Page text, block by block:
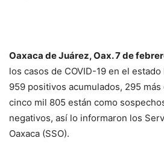
Oaxaca de Juárez, Oax. 7 de
los casos de COVID-19 en el
959 positivos acumulados, 295
cinco mil 805 están como
negativos, así lo informaron los
Oaxaca (SSO).